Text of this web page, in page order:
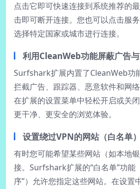
点击它即可快速连接到系统推荐的
击即可断开连接。您也可以点击服
选择特定国家或城市进行连接。
利用CleanWeb功能屏蔽广告
Surfshark扩展内置了CleanWeb功
拦截广告、跟踪器、恶意软件和网
在扩展的设置菜单中轻松开启或关
更干净、更安全的浏览体验。
设置绕过VPN的网站（白名单）
有时您可能希望某些网站（如本地
接。Surfshark扩展的“白名单”功能
序”）允许您指定这些网站。在设置